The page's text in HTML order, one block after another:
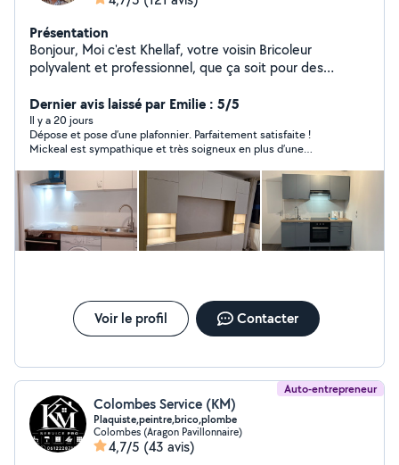
Présentation
Bonjour, Moi c'est Khellaf, votre voisin Bricoleur
polyvalent et professionnel, que ça soit pour des
des projets d'agencement et de décoration d'intérieur,
montage de meubles et pose de cuisines équipées,
travaux d'électricité, peintures, plomberie... Je
m'occupe de tout corps d'état avec soins et expertise.
N'hésitez pas à me contacter pour vos besoins en
bricolage ou en travaux. A très vite. Khellaf
Dernier avis laissé par Emilie : 5/5
Il y a 20 jours
Dépose et pose d’une plafonnier. Parfaitement satisfaite !
Mickeal est sympathique et très soigneux en plus d’une
Voir le profil Contacter
Auto-entrepreneur
Colombes Service (KM)
Plaquiste,peintre,brico,plombe
Colombes (Aragon Pavillonnaire)
4,7/5 (43 avis)